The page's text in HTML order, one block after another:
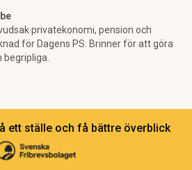
privatekonomi, pension och
för Dagens PS. Brinner för att göra
ett ställe och få bättre överblick